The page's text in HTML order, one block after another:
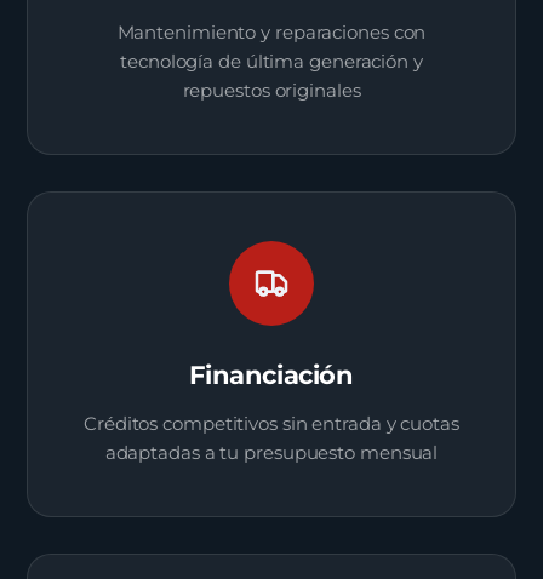
Mantenimiento y reparaciones con
tecnología de última generación y
repuestos originales
Financiación
Créditos competitivos sin entrada y cuotas
adaptadas a tu presupuesto mensual